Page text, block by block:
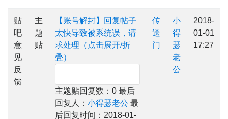
贴
吧
意
见
反
馈
主
题
贴
【账号解封】回复帖子
太快导致被系统误，请
求处理（点击展开/折
叠）
主题贴回复数：0 最后
回复人： 小得瑟老公 最
后回复时间：2018-01-
传
送
门
小
得
瑟
老
公
2018-
01-01
17:27